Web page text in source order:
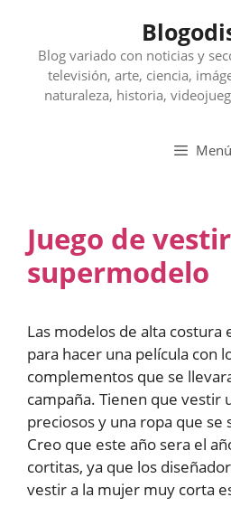
contenidoBlog variado con noticias y
televisión, arte, ciencia,
naturaleza, historia,
Menú
Juego de
supermodelo
Las modelos de alta costura
para hacer una película con
complementos que se
campaña. Tienen que vestir
preciosos y una ropa que se
Creo que este año sera el
cortitas, ya que los
vestir a la mujer muy corta